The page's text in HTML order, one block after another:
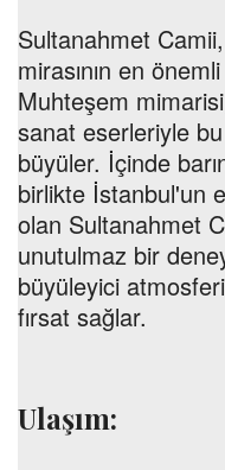
Sultanahmet
mirasının en
Muhteşem
sanat eserleriyle
büyüler. İçinde
birlikte İstanbul'un
olan Sultanahmet
unutulmaz bir
büyüleyici
fırsat sağlar.
Ulaşım: